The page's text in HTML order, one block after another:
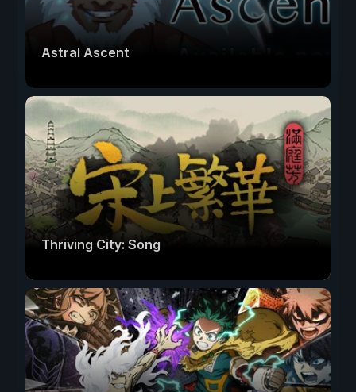
Astral Ascent
Thriving City: Song